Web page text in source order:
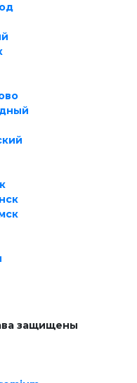
защищены